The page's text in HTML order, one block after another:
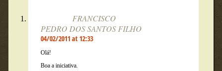
FRANCISCO
PEDRO DOS SANTOS FILHO
04/02/2011 at 12:33
Olá!
Boa a iniciativa.